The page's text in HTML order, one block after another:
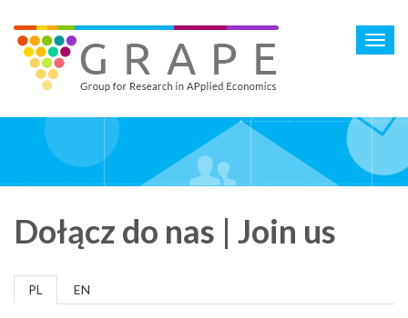
main
content
Dołącz do nas | Join us
PL EN